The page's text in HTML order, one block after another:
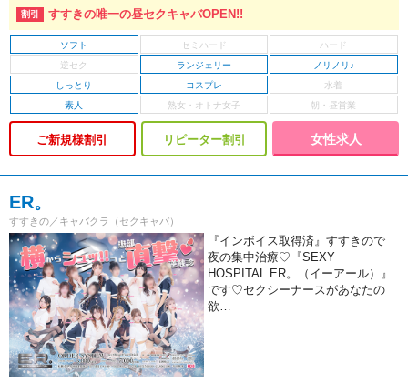
すすきの唯一の昼セクキャバOPEN!!
ソフト
ランジェリー
ノリノリ♪
しっとり
コスプレ
素人
ご新規様割引 リピーター割引 女性求人
ER。
すすきの／キャバクラ（セクキャバ）
『インボイス取得済』すすきので
夜の集中治療♡『SEXY
HOSPITAL ER。（イーアール）』
です♡セクシーナースがあなたの
欲…